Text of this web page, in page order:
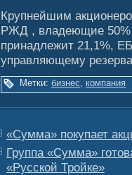
Крупнейшим
РЖД , владеющие 50%
принадлежит 21,1%,
управляющему
Метки: бизнес, компания
«Сумма» покупает
Группа «Сумма»
«Русской Тройке»